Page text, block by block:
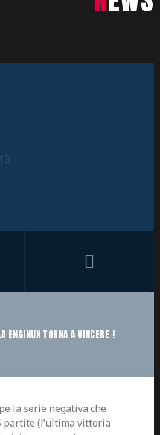
ENGINUX TORNA A VINCERE !
la serie negativa che
partite (l’ultima vittoria